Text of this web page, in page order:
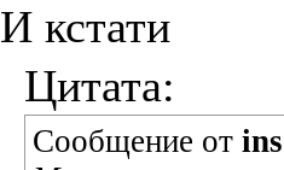
И кстати
Цитата:
Сообщение от